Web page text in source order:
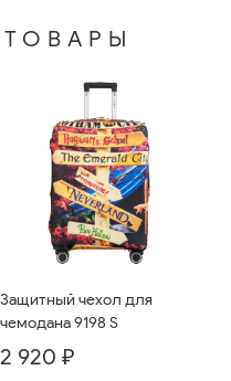
Защитный чехол для
чемодана 9198 S
2 920 ₽